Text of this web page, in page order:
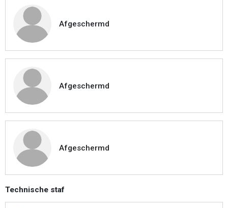
Afgeschermd
Afgeschermd
Afgeschermd
Technische staf